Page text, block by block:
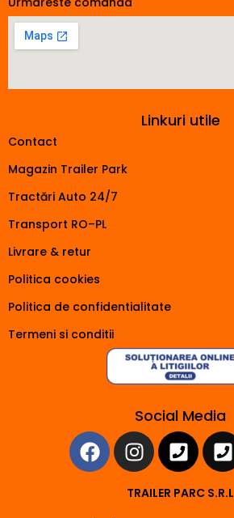
Linkuri utile
Contact
Magazin Trailer Park
Tractări Auto 24/7
Transport RO–PL
Livrare & retur
Politica cookies
Politica de confidentialitate
Termeni si conditii
Social Media
TRAILER PARC S.R.L